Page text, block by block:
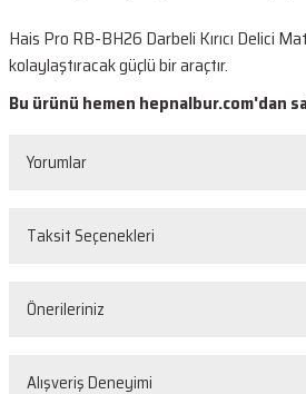
Hais Pro RB-BH26 Darbeli Kırıcı Delici
kolaylaştıracak güçlü bir araçtır.
Bu ürünü hemen hepnalbur.com'dan
Yorumlar
Taksit Seçenekleri
Önerileriniz
Bu ürünün fiyat bilgisi, resim, ürün
Alışveriş Deneyimi